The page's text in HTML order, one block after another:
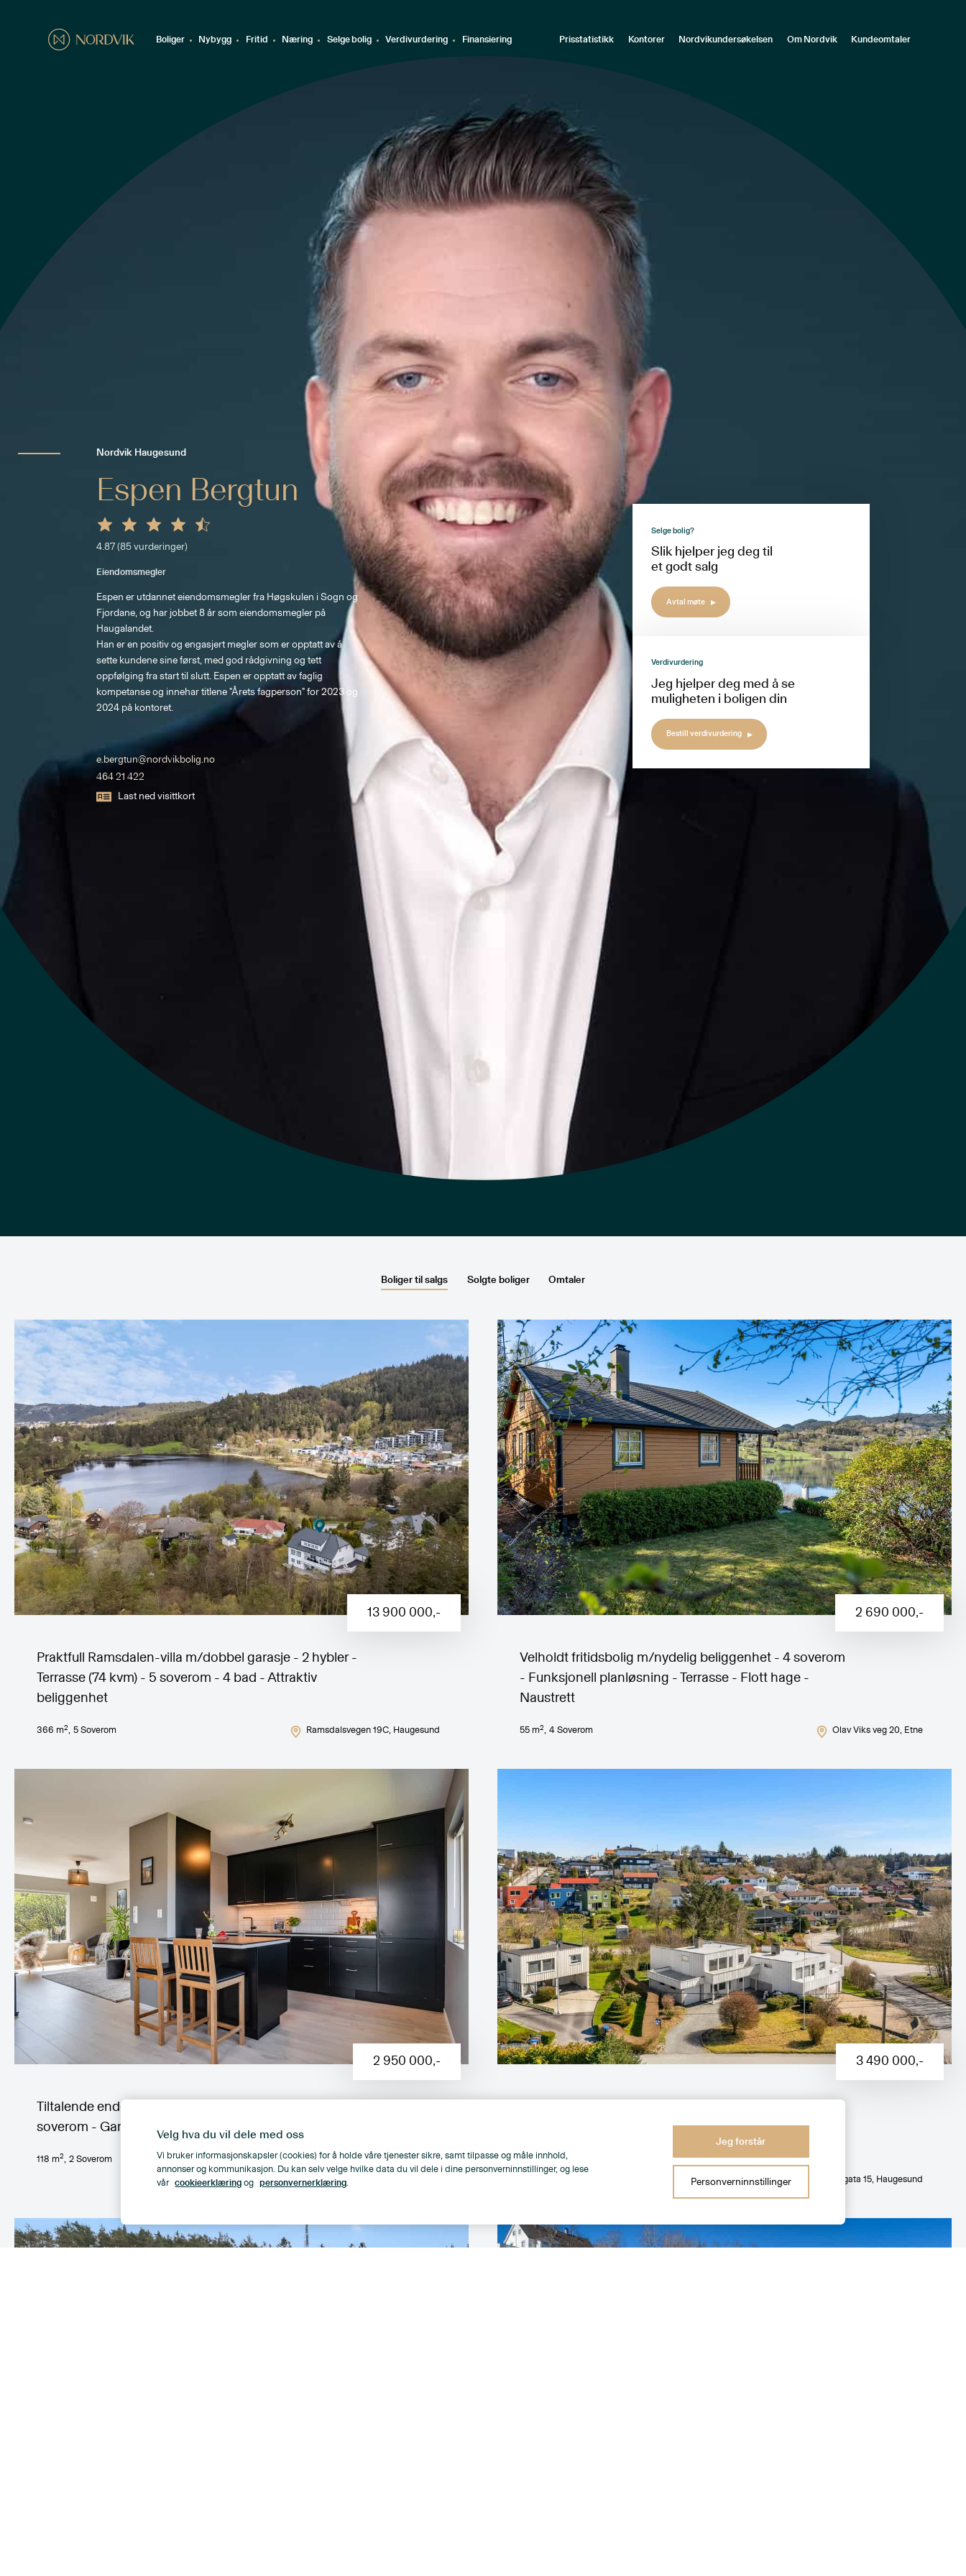
Boliger Nybygg Fritid Næring Selge bolig Verdivurdering Finansiering Prisstatistikk Kontorer Nordvikundersøkelsen Om Nordvik Kundeomtaler
Espen Bergtun
4.87 (85 vurderinger)
Eiendomsmegler
Nordvik Haugesund
Espen er utdannet eiendomsmegler fra Høgskulen i Sogn og
Fjordane, og har jobbet 8 år som eiendomsmegler på
Haugalandet.
Han er en positiv og engasjert megler som er opptatt av å
sette kundene sine først, med god rådgivning og tett
oppfølging fra start til slutt. Espen er opptatt av faglig
kompetanse og innehar titlene "Årets fagperson" for 2023 og
2024 på kontoret.
e.bergtun@nordvikbolig.no
464 21 422
Last ned visittkort
Selge bolig?
Slik hjelper jeg deg til
et godt salg
Avtal møte
Verdivurdering
Jeg hjelper deg med å se
muligheten i boligen din
Bestill verdivurdering
Boliger til salgs Solgte boliger Omtaler
13 900 000,-
Praktfull Ramsdalen-villa m/dobbel garasje - 2 hybler -
Terrasse (74 kvm) - 5 soverom - 4 bad - Attraktiv
beliggenhet
366 m2, 5Soverom Ramsdalsvegen 19C, Haugesund
2 690 000,-
Velholdt fritidsbolig m/nydelig beliggenhet - 4 soverom
- Funksjonell planløsning - Terrasse - Flott hage -
Naustrett
55m2, 4Soverom Olav Viks veg 20, Etne
2 950 000,-
Tiltalende enderekkehus m/sentral beliggenhet - 2
soverom - Garasje - Tidsriktige overflater
118 m2, 2Soverom Skillebekkgata 45, Haugesund
3 490 000,-
Solrik altan - Usjenert hage - Garasje - Barnevennlig
2 Utsiragata 15, Haugesund
Velg hva du vil dele med oss
Vi bruker informasjonskapsler (cookies) for å holde våre tjenester sikre, samt tilpasse og måle innhold,
annonser og kommunikasjon. Du kan selv velge hvilke data du vil dele i dine personverninnstillinger, og lese
vår cookieerklæring og personvernerklæring.
Jeg forstår
Personverninnstillinger